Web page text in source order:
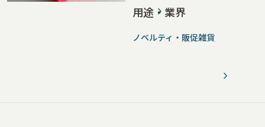
用途・業界
ノベルティ・販促雑貨